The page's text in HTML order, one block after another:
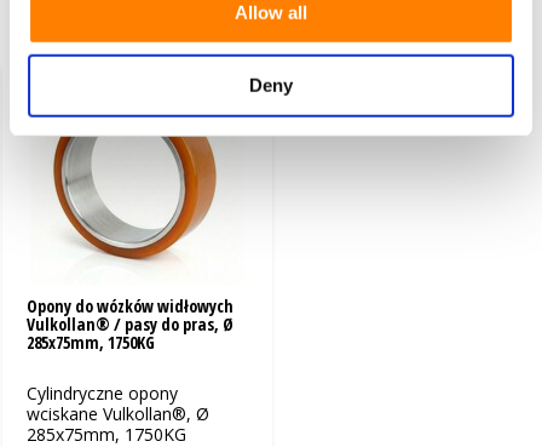
Allow all
Deny
Ostatnio oglądane
Opony do wózków widłowych
Vulkollan® / pasy do pras, Ø
285x75mm, 1750KG
Cylindryczne opony
wciskane Vulkollan®, Ø
285x75mm, 1750KG